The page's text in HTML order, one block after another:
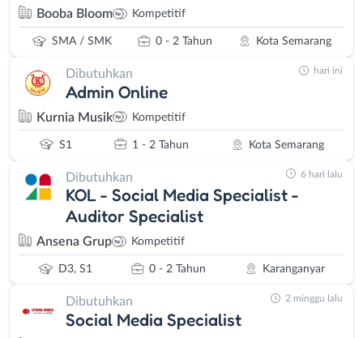
Booba Bloom Kompetitif
SMA / SMK 0 - 2 Tahun Kota Semarang
Dibutuhkan
Admin Online
Kurnia Musik Kompetitif
S1 1 - 2 Tahun Kota Semarang
hari ini
Dibutuhkan
KOL - Social Media Specialist -
Auditor Specialist
Ansena Grup Kompetitif
D3, S1 0 - 2 Tahun Karanganyar
6 hari lalu
Dibutuhkan
Social Media Specialist
2 minggu lalu